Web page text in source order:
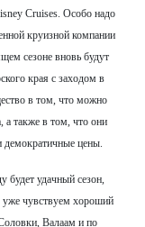
Сruises. Особо надо
круизной компании
сезоне вновь будут
края с заходом в
в том, что можно
а также в том, что они
демократичные цены.
будет удачный сезон,
уже чувствуем хороший
Валаам и по